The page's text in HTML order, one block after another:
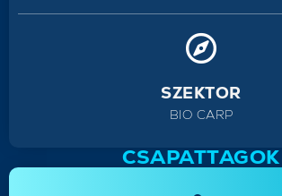
SZEKTOR
BIO CARP
CSAPATTAGOK